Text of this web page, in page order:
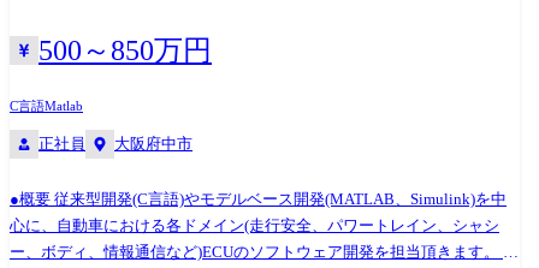
(土日祝) ・フルフレックスの制度あり ・月平均残業20H…SCSKグループ
全体が残業20時間を超えないよう運営をしています ・育産休制度あり…
現状は8割程度リモート案件です ・転勤について…基本的に希望を無視
した配属は行いません ●キャリアパス OEMの業務もあればサプライヤー
た、設立間もない組織の為、プログラマーとしてテクニカルスペシャリ
ストを目指すことや、システムエンジニアとしてのキャリア、マネジメ
ントなど、キャリアについても幅広く選択頂く事が可能です。
500～850万円
C言語Matlab
正社員 大阪府中市
●概要 従来型開発(C言語)やモデルベース開発(MATLAB、Simulink)を中
心に、自動車における各ドメイン(走行安全、パワートレイン、シャシ
ー、ボディ、情報通信など)ECUのソフトウェア開発を担当頂きます。 今